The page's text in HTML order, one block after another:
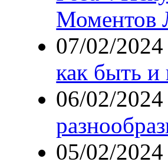
Моментов
07/02/
как быть и
06/02/
05/02/